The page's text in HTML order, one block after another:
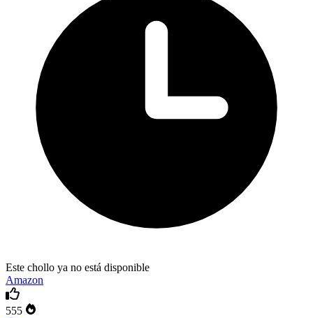
Este chollo ya no está disponible
Amazon
555